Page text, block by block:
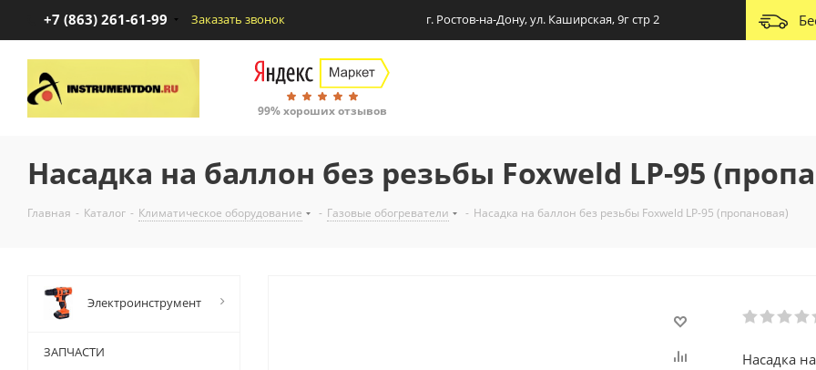
+7 (863) 261-61-99 Заказать звонок г. Ростов-на-Дону, ул. Каширская, 9г стр 2
99% хороших отзывов
Насадка на баллон без резьбы Foxweld LP-95
Главная - Каталог - Климатическое оборудование - Газовые обогреватели - Насадка на баллон без резьбы Foxweld LP-95 (пропановая)
Насадка
Электроинструмент
ЗАПЧАСТИ